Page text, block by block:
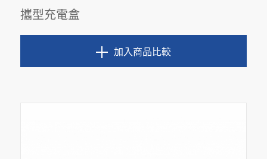
攜型充電盒
加入商品比較